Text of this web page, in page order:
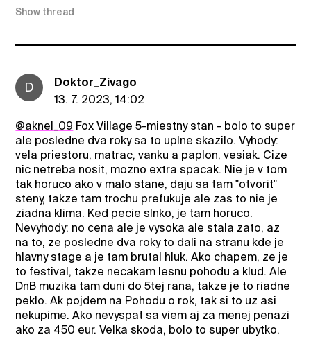
Show thread
D
Doktor_Zivago
13. 7. 2023, 14:02
@aknel_09 Fox Village 5-miestny stan - bolo to super
ale posledne dva roky sa to uplne skazilo. Vyhody:
vela priestoru, matrac, vanku a paplon, vesiak. Cize
nic netreba nosit, mozno extra spacak. Nie je v tom
tak horuco ako v malo stane, daju sa tam "otvorit"
steny, takze tam trochu prefukuje ale zas to nie je
ziadna klima. Ked pecie slnko, je tam horuco.
Nevyhody: no cena ale je vysoka ale stala zato, az
na to, ze posledne dva roky to dali na stranu kde je
hlavny stage a je tam brutal hluk. Ako chapem, ze je
to festival, takze necakam lesnu pohodu a klud. Ale
DnB muzika tam duni do 5tej rana, takze je to riadne
peklo. Ak pojdem na Pohodu o rok, tak si to uz asi
nekupime. Ako nevyspat sa viem aj za menej penazi
ako za 450 eur. Velka skoda, bolo to super ubytko.